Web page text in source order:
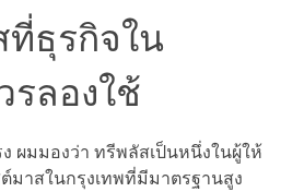
ธุรกิจใน
รลองใช้
ผมมองว่า ทรีพลัสเป็นหนึ่งในผู้ให้
มาสในกรุงเทพที่มีมาตรฐานสูง